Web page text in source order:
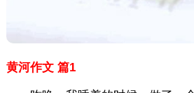
黄河作文 篇1